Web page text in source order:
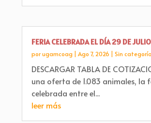
FERIA CELEBRADA EL DÍA 29 DE
porugamcoag Ago 7, 2026 Sin categoría
DESCARGAR TABLA DE
una oferta de 1.083 animales, la
celebrada entre el...
leer más